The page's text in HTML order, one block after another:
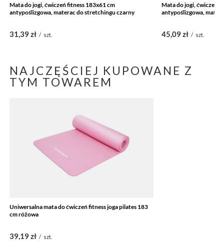
Mata do jogi, ćwiczeń fitness 183x61 cm
antypoślizgowa, materac do stretchingu czarny
31,39 zł / szt.
Mata do jogi, ćwiczeń
antypoślizgowa,
45,09 zł / szt.
NAJCZĘŚCIEJ KUPOWANE Z
TYM TOWAREM
Uniwersalna mata do ćwiczeń fitness joga pilates 183
cm różowa
39,19 zł / szt.